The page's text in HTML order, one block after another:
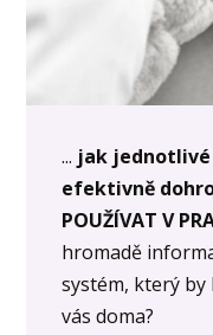
... jak
efektivně
POUŽÍVAT V
hromadě
systém, který
vás doma?